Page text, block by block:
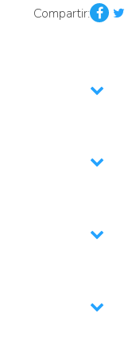
Compartir:
Regional